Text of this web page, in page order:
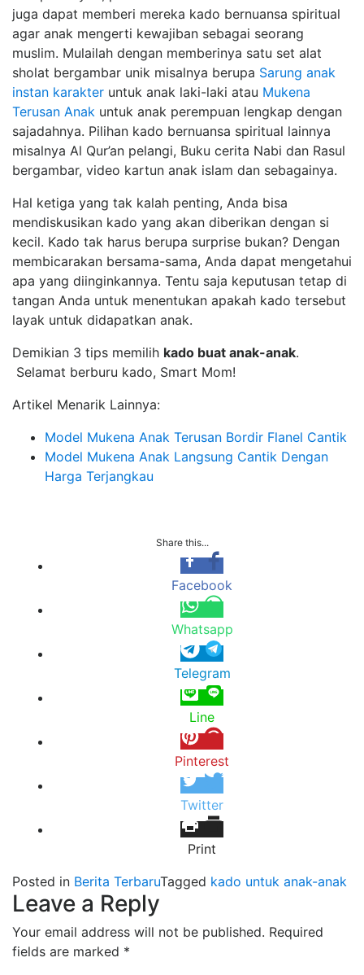
juga dapat memberi mereka kado bernuansa spiritual
agar anak mengerti kewajiban sebagai seorang
muslim. Mulailah dengan memberinya satu set alat
sholat bergambar unik misalnya berupa Sarung anak
instan karakter untuk anak laki-laki atau Mukena
Terusan Anak untuk anak perempuan lengkap dengan
sajadahnya. Pilihan kado bernuansa spiritual lainnya
misalnya Al Qur’an pelangi, Buku cerita Nabi dan Rasul
bergambar, video kartun anak islam dan sebagainya.
Hal ketiga yang tak kalah penting, Anda bisa
mendiskusikan kado yang akan diberikan dengan si
kecil. Kado tak harus berupa surprise bukan? Dengan
membicarakan bersama-sama, Anda dapat mengetahui
apa yang diinginkannya. Tentu saja keputusan tetap di
tangan Anda untuk menentukan apakah kado tersebut
layak untuk didapatkan anak.
Demikian 3 tips memilih kado buat anak-anak.
Selamat berburu kado, Smart Mom!
Artikel Menarik Lainnya:
Model Mukena Anak Terusan Bordir Flanel Cantik
Model Mukena Anak Langsung Cantik Dengan
Harga Terjangkau
Share this...
Facebook
Whatsapp
Telegram
Line
Pinterest
Twitter
Print
Posted in Berita TerbaruTagged kado untuk anak-anak
Leave a Reply
Your email address will not be published. Required
fields are marked *